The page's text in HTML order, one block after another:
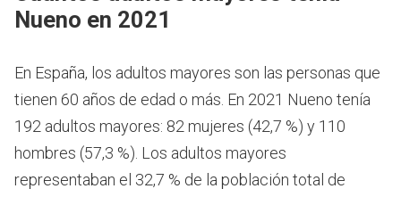
Nueno en 2021
En España, los adultos mayores son las personas que
tienen 60 años de edad o más. En 2021 Nueno tenía
192 adultos mayores: 82 mujeres (42,7 %) y 110
hombres (57,3 %). Los adultos mayores
representaban el 32,7 % de la población total de